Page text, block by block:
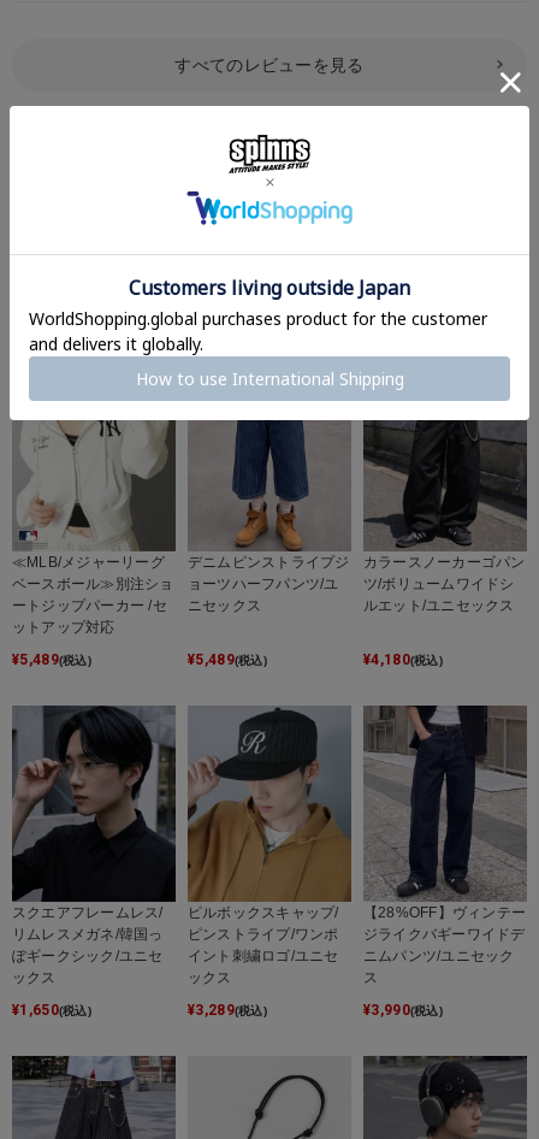
※ご注意
モニターの設定状況によって、実際の商品と 若干色が異なる場合がございま
あらかじめご了承ください。
ご注文が殺到した場合ズレが生じ 欠品となる場合があります。
すべてのレビューを見る
レビューを書いて感想をシェア
買うなら一緒にコレもどう？
≪MLB/メジャーリーグ
ベースボール≫別注ショ
ートジップパーカー /セ
ットアップ対応
¥5,489(税込)
デニムピンストライプジ
ョーツハーフパンツ/ユ
ニセックス
¥5,489(税込)
カラースノーカーゴパン
ツ/ボリュームワイドシ
ルエット/ユニセックス
¥4,180(税込)
スクエアフレームレス/
リムレスメガネ/韓国っ
ぽギークシック/ユニセ
ックス
¥1,650(税込)
ピルボックスキャップ/
ピンストライプ/ワンポ
イント刺繍ロゴ/ユニセ
ックス
¥3,289(税込)
【28%OFF】ヴィンテー
ジライクバギーワイドデ
ニムパンツ/ユニセック
ス
¥3,990(税込)